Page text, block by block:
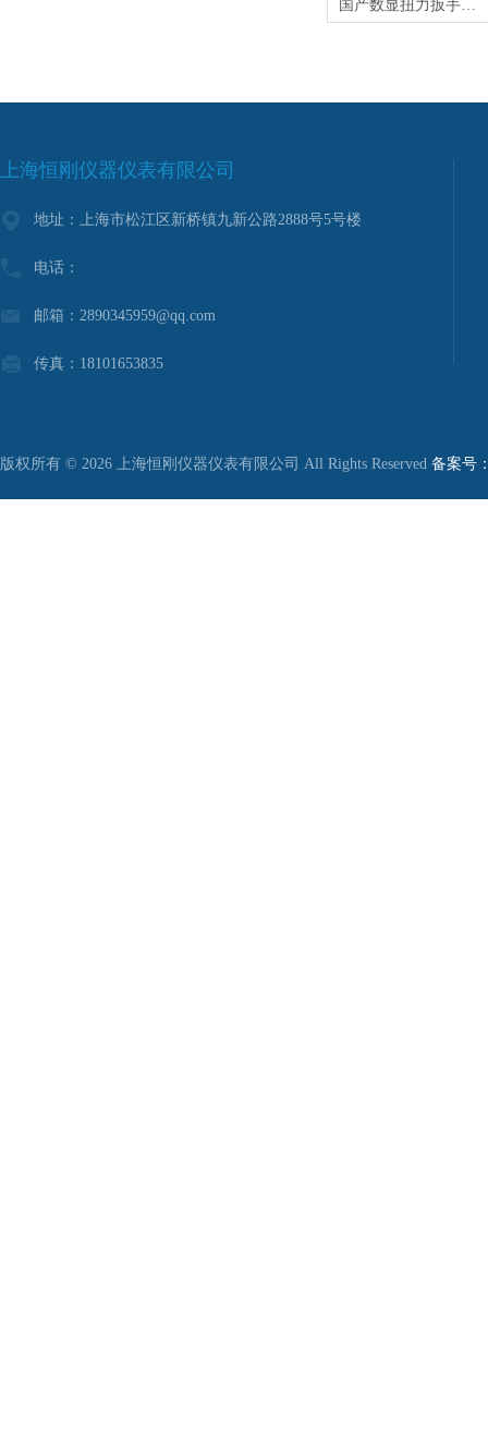
国产数显扭力扳手哪家的好
上海恒刚仪器仪表有限公司
地址：上海市松江区新桥镇九新公路2888号5号楼
电话：
邮箱：2890345959@qq.com
传真：18101653835
版权所有 © 2026 上海恒刚仪器仪表有限公司 All Rights Reserved 备案号